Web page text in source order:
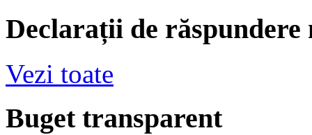
Declarații de răspundere
Vezi toate
Buget transparent